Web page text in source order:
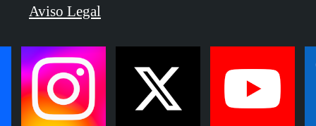
Aviso Legal